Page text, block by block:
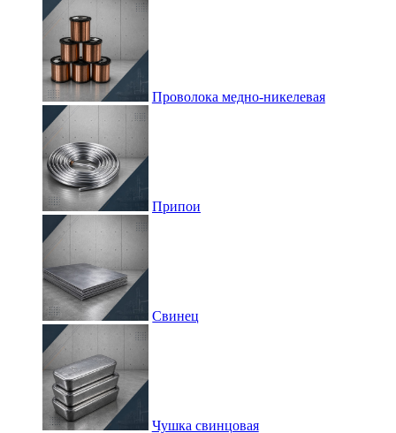
Проволока медно-никелевая
Припои
Свинец
Чушка свинцовая